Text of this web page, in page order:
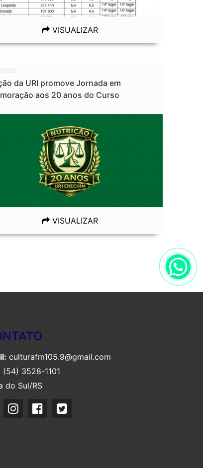
VISUALIZAR
2026
da URI promove Jornada em
aos 20 anos do Curso
VISUALIZAR
culturafm105.9@gmail.com
(54) 3528-1101
do Sul/RS